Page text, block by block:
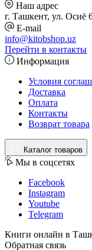
Наш адрес
г. Ташкент, ул. Осиё
E-mail
info@kitobshop.uz
Перейти в контакты
Информация
Условия
Доставка
Оплата
Контакты
Возврат товара
Каталог товаров
Мы в соцсетях
Facebook
Instagram
Youtube
Telegram
Книги онлайн в
Обратная связь